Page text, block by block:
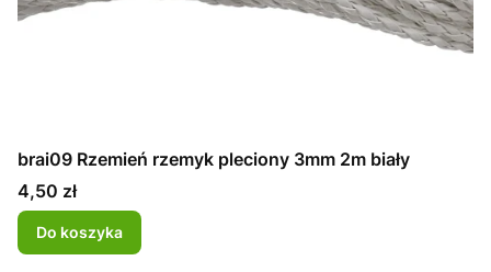
brai09 Rzemień rzemyk pleciony 3mm 2m biały
Cena
4,50 zł
Do koszyka